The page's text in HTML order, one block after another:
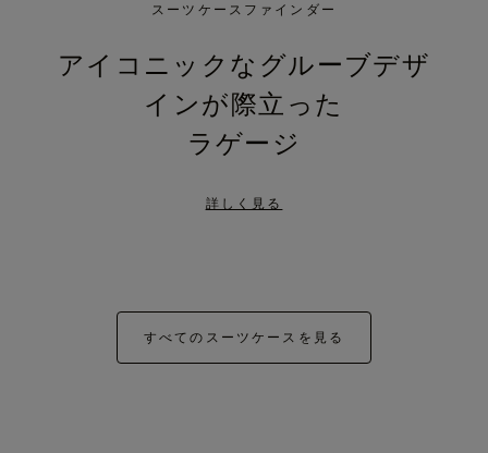
スーツケースファインダー
アイコニックなグルーブデザ
インが際立った
ラゲージ
詳しく見る
すべてのスーツケースを見る